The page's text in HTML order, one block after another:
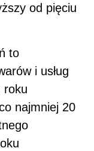
od pięciu
to
i usług
roku
najmniej 20